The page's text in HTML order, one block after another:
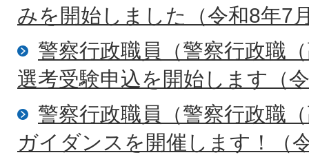
みを開始しました（令和8年7
警察行政職員（警察行政職
選考受験申込を開始します（
警察行政職員（警察行政職
ガイダンスを開催します！（